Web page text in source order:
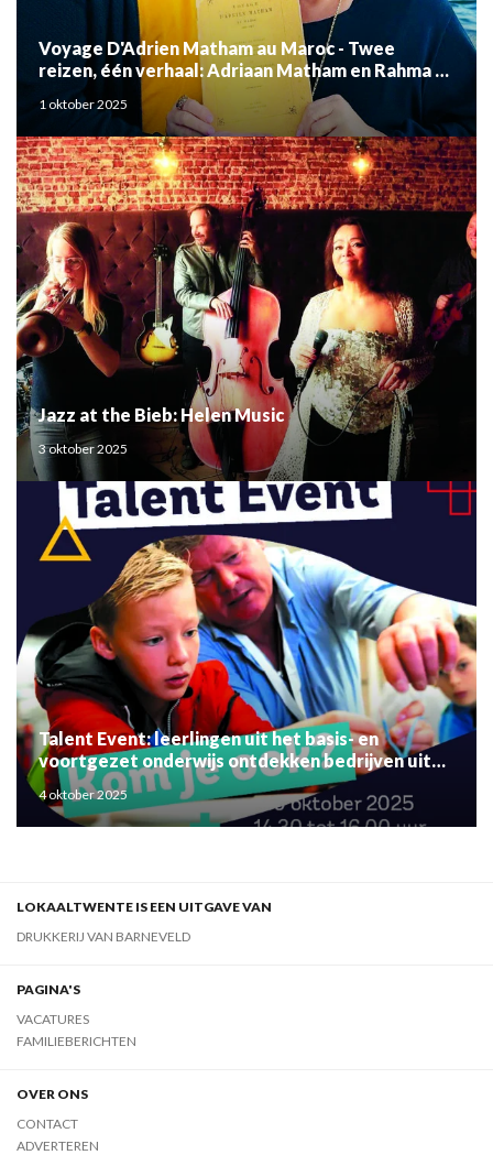
Voyage D'Adrien Matham au Maroc - Twee
reizen, één verhaal: Adriaan Matham en Rahma el
Mouden
1 oktober 2025
Jazz at the Bieb: Helen Music
3 oktober 2025
Talent Event: leerlingen uit het basis- en
voortgezet onderwijs ontdekken bedrijven uit
de regio
4 oktober 2025
LOKAALTWENTE IS EEN UITGAVE VAN
DRUKKERIJ VAN BARNEVELD
PAGINA'S
VACATURES
FAMILIEBERICHTEN
OVER ONS
CONTACT
ADVERTEREN